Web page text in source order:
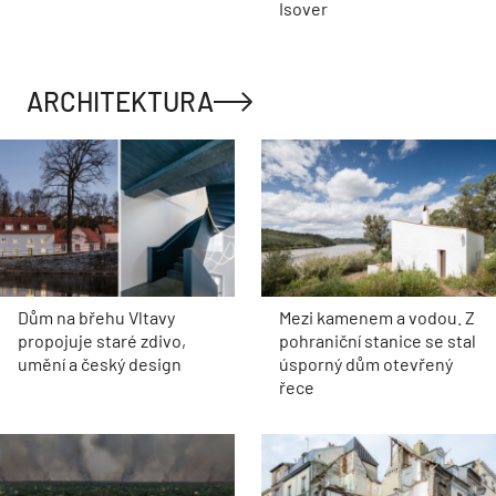
Isover
ARCHITEKTURA
Dům na břehu Vltavy
propojuje staré zdivo,
umění a český design
Mezi kamenem a vodou. Z
pohraniční stanice se stal
úsporný dům otevřený
řece